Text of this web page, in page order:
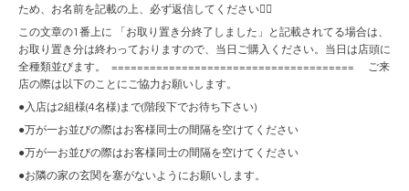
ため、お名前を記載の上、必ず返信してください🙇‍♀️
この文章の1番上に 「お取り置き分終了しました」と記載されてる場合は、
お取り置き分は終わっておりますので、当日ご購入ください。当日は店頭に
全種類並びます。 ====================================== ご来
店の際は以下のことにご協力お願いします。
●入店は2組様(4名様)まで(階段下でお待ち下さい)
●万が一お並びの際はお客様同士の間隔を空けてください
●万が一お並びの際はお客様同士の間隔を空けてください
●お隣の家の玄関を塞がないようにお願いします。